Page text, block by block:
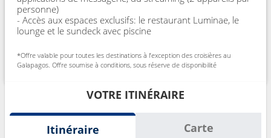
personne)
- Accès aux espaces exclusifs: le restaurant Luminae, le
lounge et le sundeck avec piscine
*Offre valable pour toutes les destinations à l’exception des croisières au
Galapagos. Offre soumise à conditions, sous réserve de disponibilité
VOTRE ITINÉRAIRE
Itinéraire Carte